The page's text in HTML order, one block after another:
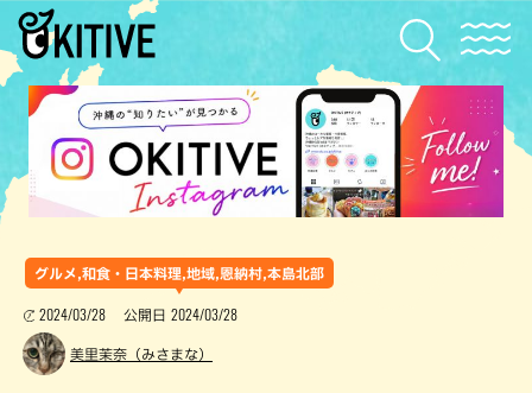
グルメ,和食・日本料理,地域,恩納村,本島北部
2024/03/28 公開日 2024/03/28
美里茉奈（みさまな）